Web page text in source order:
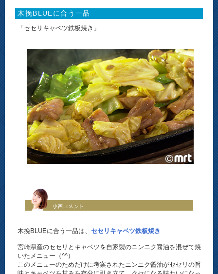
木挽BLUEに合う一品
「セセリキャベツ鉄板焼き」
木挽BLUEに合う一品は、セセリキャベツ鉄板焼き
宮崎県産のセセリとキャベツを自家製のニンニク醤油を混ぜて焼
いたメニュー（^^）
このメニューのためだけに考案されたニンニク醤油がセセリの旨